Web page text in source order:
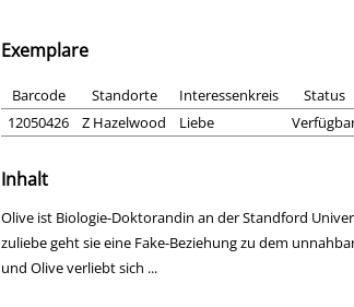
Exemplare
Barcode Standorte Interessenkreis Status
12050426
Z Hazelwood Liebe
Inhalt
Olive ist Biologie-Doktorandin an der Standford
zuliebe geht sie eine Fake-Beziehung zu dem
und Olive verliebt sich ...